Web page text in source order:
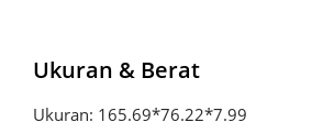
Ukuran & Berat
Ukuran: 165.69*76.22*7.99